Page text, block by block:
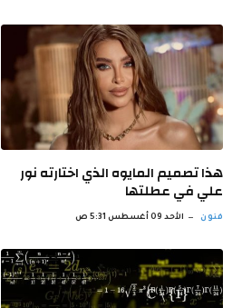
هذا تصميم المايوه الذي اختارته نور
علي في عطلتها
فنون الأحد 09 أغسطس 5:31 ص